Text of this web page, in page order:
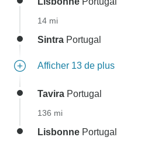
14 mi
Sintra Portugal
Afficher 13 de plus
Tavira Portugal
136 mi
Lisbonne Portugal